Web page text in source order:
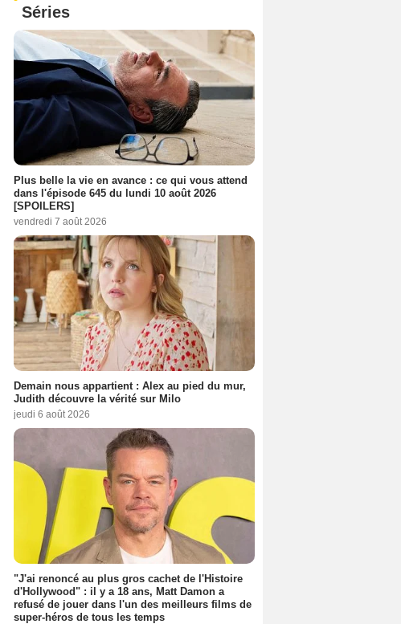
Séries
Plus belle la vie en avance : ce qui vous attend
dans l'épisode 645 du lundi 10 août 2026
[SPOILERS]
vendredi 7 août 2026
Demain nous appartient : Alex au pied du mur,
Judith découvre la vérité sur Milo
jeudi 6 août 2026
"J'ai renoncé au plus gros cachet de l'Histoire
d'Hollywood" : il y a 18 ans, Matt Damon a
refusé de jouer dans l'un des meilleurs films de
super-héros de tous les temps